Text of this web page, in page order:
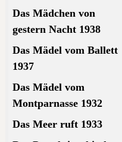
Das Mädchen von
gestern Nacht 1938
Das Mädel vom Ballett
1937
Das Mädel vom
Montparnasse 1932
Das Meer ruft 1933